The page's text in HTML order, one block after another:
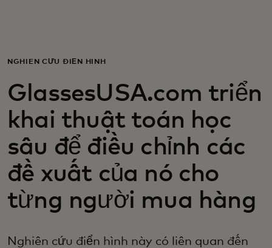
Dành cho doanh nghiệp
Dành cho thế giới
Dành cho nhà đổi mới
Tin tức và xu hướng
NGHIÊN CỨU ĐIỂN HÌNH
GlassesUSA.com triển
khai thuật toán học
sâu để điều chỉnh các
đề xuất của nó cho
từng người mua hàng
Nghiên cứu điển hình này có liên quan đến